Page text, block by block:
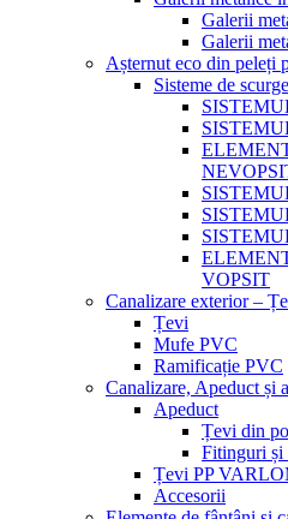
Galerii
Galerii
Așternut eco din peleți
Sisteme de
VOPSIT
Canalizare exterior –
Țevi
Mufe PVC
Ramificație PVC
Canalizare, Apeduct și
Apeduct
Țevi din
Fitinguri și
Țevi PP
Accesorii